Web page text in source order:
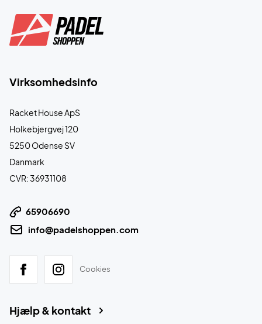
Virksomhedsinfo
Racket House ApS
Holkebjergvej 120
5250 Odense SV
Danmark
CVR: 36931108
65906690
info@padelshoppen.com
Cookies
Hjælp & kontakt